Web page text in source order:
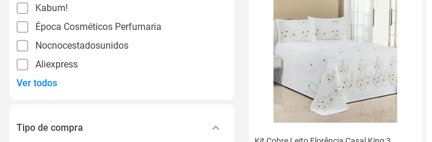
Kabum!
Época Cosméticos Perfumaria
Nocnocestadosunidos
Aliexpress
Ver todos
Tipo de compra